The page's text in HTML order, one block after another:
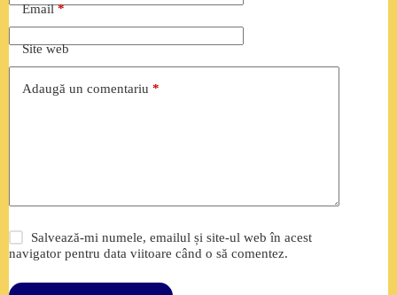
Email*
Site web
Adaugă un comentariu *
Salvează-mi numele, emailul și site-ul web în acest
navigator pentru data viitoare când o să comentez.